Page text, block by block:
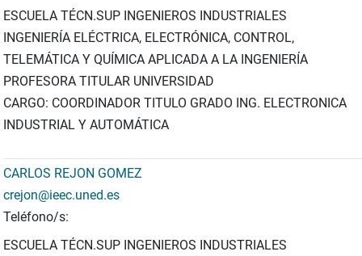
ESCUELA TÉCN.SUP INGENIEROS INDUSTRIALES
INGENIERÍA ELÉCTRICA, ELECTRÓNICA, CONTROL,
TELEMÁTICA Y QUÍMICA APLICADA A LA INGENIERÍA
PROFESORA TITULAR UNIVERSIDAD
CARGO: COORDINADOR TITULO GRADO ING. ELECTRONICA
INDUSTRIAL Y AUTOMÁTICA
CARLOS REJON GOMEZ
crejon@ieec.uned.es
Teléfono/s:
ESCUELA TÉCN.SUP INGENIEROS INDUSTRIALES